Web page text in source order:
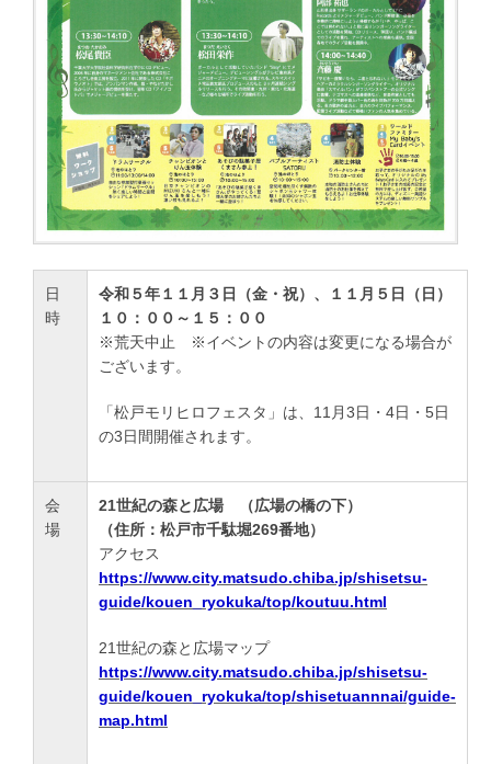
日
時
令和５年１１月３日（金・祝）、１１月５日（日）
１０：００～１５：００
※荒天中止 ※イベントの内容は変更になる場合が
ございます。
「松戸モリヒロフェスタ」は、11月3日・4日・5日
の3日間開催されます。
会
場
21世紀の森と広場 （広場の橋の下）
（住所：松戸市千駄堀269番地）
アクセス
https://www.city.matsudo.chiba.jp/shisetsu-
guide/kouen_ryokuka/top/koutuu.html
21世紀の森と広場マップ
https://www.city.matsudo.chiba.jp/shisetsu-
guide/kouen_ryokuka/top/shisetuannnai/guide-
map.html